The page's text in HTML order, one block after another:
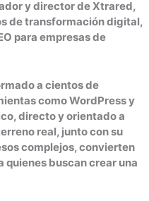
y director deXtrared,
de transformación digital,
para empresas de
a cientos de
como WordPress y
directo y orientado a
real, junto con su
complejos, convierten
quienes buscan crear una